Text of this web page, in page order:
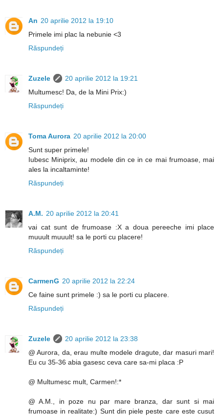
An 20 aprilie 2012 la 19:10
Primele imi plac la nebunie <3
Răspundeți
Zuzele
20 aprilie 2012 la 19:21
Multumesc! Da, de la Mini Prix:)
Răspundeți
Toma Aurora 20 aprilie 2012 la 20:00
Sunt super primele!
Iubesc Miniprix, au modele din ce in ce mai frumoase, mai
ales la incaltaminte!
Răspundeți
A.M. 20 aprilie 2012 la 20:41
vai cat sunt de frumoase :X a doua pereeche imi place
muuult muuult! sa le porti cu placere!
Răspundeți
CarmenG 20 aprilie 2012 la 22:24
Ce faine sunt primele :) sa le porti cu placere.
Răspundeți
Zuzele
20 aprilie 2012 la 23:38
@ Aurora, da, erau multe modele dragute, dar masuri mari!
Eu cu 35-36 abia gasesc ceva care sa-mi placa :P
@ Multumesc mult, Carmen!:*
@ A.M., in poze nu par mare branza, dar sunt si mai
frumoase in realitate:) Sunt din piele peste care este cusut